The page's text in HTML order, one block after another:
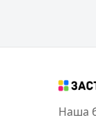
Наша